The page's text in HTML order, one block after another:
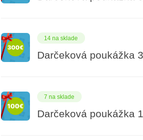
14 na sklade
Darčeková poukážka
7 na sklade
Darčeková poukážka